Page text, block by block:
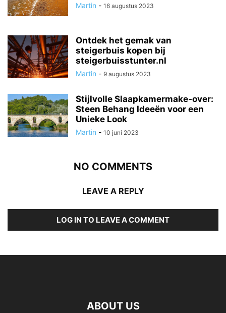
Martin - 16 augustus 2023
Ontdek het gemak van
steigerbuis kopen bij
steigerbuisstunter.nl
Martin - 9 augustus 2023
Stijlvolle Slaapkamermake-over:
Steen Behang Ideeën voor een
Unieke Look
Martin - 10 juni 2023
NO COMMENTS
LEAVE A REPLY
LOG IN TO LEAVE A COMMENT
ABOUT US